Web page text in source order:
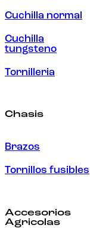
Cuchilla normal
Cuchilla
tungsteno
Tornilleria
Chasis
Brazos
Tornillos fusibles
Accesorios
Agricolas